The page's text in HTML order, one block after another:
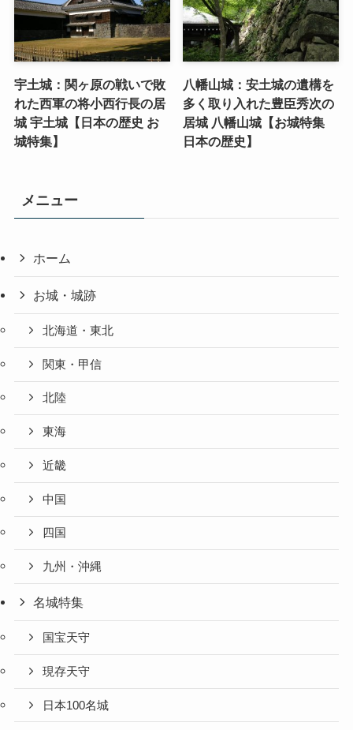
宇土城：関ヶ原の戦いで敗
れた西軍の将小西行長の居
城 宇土城【日本の歴史 お
城特集】
八幡山城：安土城の遺構を
多く取り入れた豊臣秀次の
居城 八幡山城【お城特集
日本の歴史】
メニュー
ホーム
お城・城跡
北海道・東北
関東・甲信
北陸
東海
近畿
中国
四国
九州・沖縄
名城特集
国宝天守
現存天守
日本100名城